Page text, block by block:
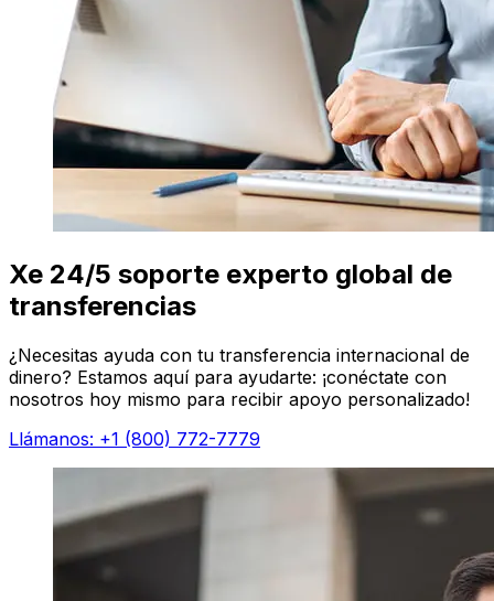
Xe 24/5 soporte experto global de
transferencias
¿Necesitas ayuda con tu transferencia internacional de
dinero? Estamos aquí para ayudarte: ¡conéctate con
nosotros hoy mismo para recibir apoyo personalizado!
Llámanos: +1 (800) 772-7779